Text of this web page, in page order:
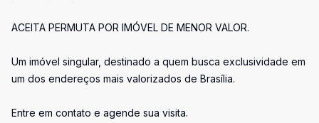
ACEITA PERMUTA POR IMÓVEL DE MENOR VALOR.
Um imóvel singular, destinado a quem busca exclusividade em
um dos endereços mais valorizados de Brasília.
Entre em contato e agende sua visita.